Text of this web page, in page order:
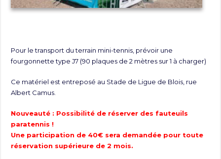
Pour le transport du terrain mini-tennis, prévoir une
fourgonnette type J7 (90 plaques de 2 mètres sur 1 à charger)
Ce matériel est entreposé au Stade de Ligue de Blois, rue
Albert Camus.
Nouveauté : Possibilité de réserver des fauteuils
paratennis !
Une participation de 40€ sera demandée pour toute
réservation supérieure de 2 mois.